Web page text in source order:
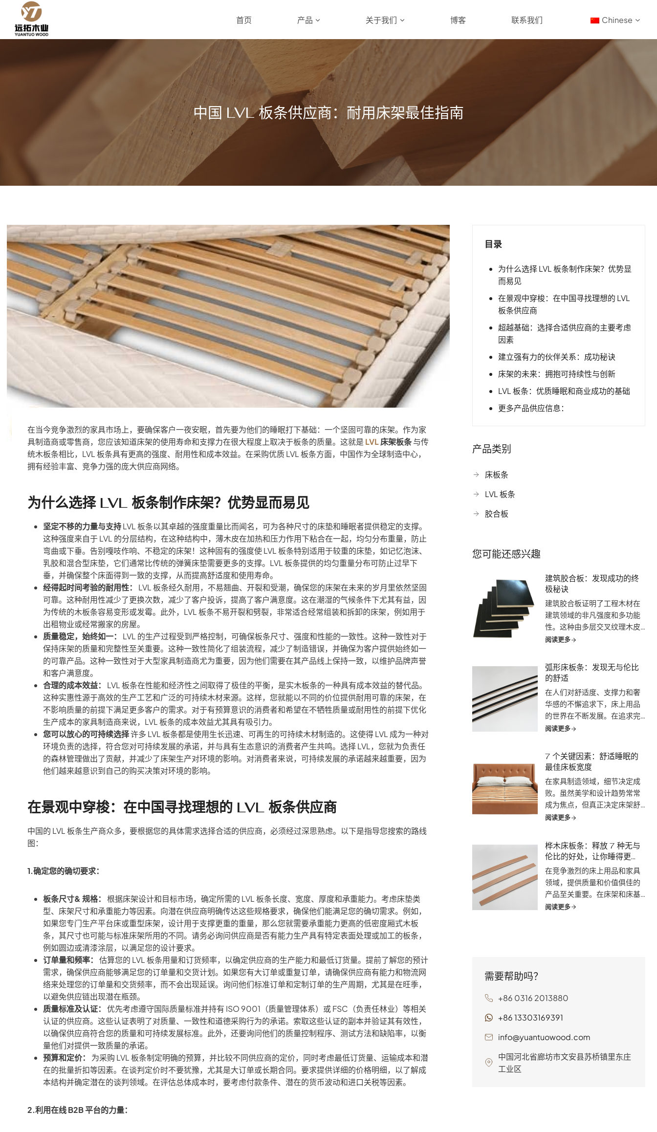
容
首页 产品 关于我们 博客 联系我们 Chinese
中国 LVL 板条供应商：耐用床架最佳指南
在当今竞争激烈的家具市场上，要确保客户一夜安眠，首先要为他们的睡眠打下基础：一个坚固可靠的床架。作为家
具制造商或零售商，您应该知道床架的使用寿命和支撑力在很大程度上取决于板条的质量。这就是 LVL床架板条与传
统木板条相比，LVL 板条具有更高的强度、耐用性和成本效益。在采购优质 LVL 板条方面，中国作为全球制造中心，
拥有经验丰富、竞争力强的庞大供应商网络。
为什么选择 LVL 板条制作床架？优势显而易见
坚定不移的力量与支持LVL 板条以其卓越的强度重量比而闻名，可为各种尺寸的床垫和睡眠者提供稳定的支撑。
这种强度来自于 LVL 的分层结构，在这种结构中，薄木皮在加热和压力作用下粘合在一起，均匀分布重量，防止
弯曲或下垂。告别嘎吱作响、不稳定的床架！这种固有的强度使 LVL 板条特别适用于较重的床垫，如记忆泡沫、
乳胶和混合型床垫，它们通常比传统的弹簧床垫需要更多的支撑。LVL 板条提供的均匀重量分布可防止过早下
垂，并确保整个床面得到一致的支撑，从而提高舒适度和使用寿命。
经得起时间考验的耐用性：
LVL 板条经久耐用，不易翘曲、开裂和受潮，确保您的床架在未来的岁月里依然坚固
可靠。这种耐用性减少了更换次数，减少了客户投诉，提高了客户满意度。这在潮湿的气候条件下尤其有益，因
为传统的木板条容易变形或发霉。此外，LVL 板条不易开裂和劈裂，非常适合经常组装和拆卸的床架，例如用于
出租物业或经常搬家的房屋。
质量稳定，始终如一：
LVL 的生产过程受到严格控制，可确保板条尺寸、强度和性能的一致性。这种一致性对于
保持床架的质量和完整性至关重要。这种一致性简化了组装流程，减少了制造错误，并确保为客户提供始终如一
的可靠产品。这种一致性对于大型家具制造商尤为重要，因为他们需要在其产品线上保持一致，以维护品牌声誉
和客户满意度。
合理的成本效益：
LVL 板条在性能和经济性之间取得了极佳的平衡，是实木板条的一种具有成本效益的替代品。
这种实惠性源于高效的生产工艺和广泛的可持续木材来源。这样，您就能以不同的价位提供耐用可靠的床架，在
不影响质量的前提下满足更多客户的需求。对于有预算意识的消费者和希望在不牺牲质量或耐用性的前提下优化
生产成本的家具制造商来说，LVL 板条的成本效益尤其具有吸引力。
您可以放心的可持续选择许多 LVL 板条都是使用生长迅速、可再生的可持续木材制造的。这使得 LVL 成为一种对
环境负责的选择，符合您对可持续发展的承诺，并与具有生态意识的消费者产生共鸣。选择 LVL，您就为负责任
的森林管理做出了贡献，并减少了床架生产对环境的影响。对消费者来说，可持续发展的承诺越来越重要，因为
他们越来越意识到自己的购买决策对环境的影响。
在景观中穿梭：在中国寻找理想的 LVL 板条供应商
中国的 LVL 板条生产商众多，要根据您的具体需求选择合适的供应商，必须经过深思熟虑。以下是指导您搜索的路线
图：
1.确定您的确切要求：
板条尺寸& 规格：
根据床架设计和目标市场，确定所需的 LVL 板条长度、宽度、厚度和承重能力。考虑床垫类
型、床架尺寸和承重能力等因素。向潜在供应商明确传达这些规格要求，确保他们能满足您的确切需求。例如，
如果您专门生产平台床或重型床架，设计用于支撑更重的重量，那么您就需要承重能力更高的低密度厢式木板
条，其尺寸也可能与标准床架所用的不同。请务必询问供应商是否有能力生产具有特定表面处理或加工的板条，
例如圆边或清漆涂层，以满足您的设计要求。
订单量和频率：
估算您的 LVL 板条用量和订货频率，以确定供应商的生产能力和最低订货量。提前了解您的预计
需求，确保供应商能够满足您的订单量和交货计划。如果您有大订单或重复订单，请确保供应商有能力和物流网
络来处理您的订单量和交货频率，而不会出现延误。询问他们标准订单和定制订单的生产周期，尤其是在旺季，
以避免供应链出现潜在瓶颈。
质量标准及认证：
优先考虑遵守国际质量标准并持有 ISO 9001（质量管理体系）或 FSC（负责任林业）等相关
认证的供应商。这些认证表明了对质量、一致性和道德采购行为的承诺。索取这些认证的副本并验证其有效性，
以确保供应商符合您的质量和可持续发展标准。此外，还要询问他们的质量控制程序、测试方法和缺陷率，以衡
量他们对提供一致质量的承诺。
预算和定价：
为采购 LVL 板条制定明确的预算，并比较不同供应商的定价，同时考虑最低订货量、运输成本和潜
在的批量折扣等因素。在谈判定价时不要犹豫，尤其是大订单或长期合同。要求提供详细的价格明细，以了解成
本结构并确定潜在的谈判领域。在评估总体成本时，要考虑付款条件、潜在的货币波动和进口关税等因素。
2.利用在线 B2B 平台的力量：
目录
为什么选择 LVL 板条制作床架？优势显
而易见
在景观中穿梭：在中国寻找理想的 LVL
板条供应商
超越基础：选择合适供应商的主要考虑
因素
建立强有力的伙伴关系：成功秘诀
床架的未来：拥抱可持续性与创新
LVL 板条：优质睡眠和商业成功的基础
更多产品供应信息：
产品类别
床板条
LVL 板条
胶合板
您可能还感兴趣
建筑胶合板：发现成功的终
极秘诀
建筑胶合板证明了工程木材在
建筑领域的非凡强度和多功能
性。这种由多层交叉纹理木皮
制成的重要材料构成了无数建
大楼到舒适的住宅，不一而
足。它的广泛使用证明了它的
适应性、经济性和纯粹的力
量....。
阅读更多
弧形床板条：发现无与伦比
的舒适
在人们对舒适度、支撑力和奢
华感的不懈追求下，床上用品
的世界在不断发展。在追求完
美睡眠体验的过程中，出现了
形床板绝不是另一种潮流，它
代表了睡眠技术的重大飞跃，
提供了一种独特的...
阅读更多
7 个关键因素：舒适睡眠的
最佳床板宽度
在家具制造领域，细节决定成
败。虽然美学和设计趋势常常
成为焦点，但真正决定床架舒
适度、耐用性和整体成功与否
件。其中一个经常被忽视的细
节就是不起眼的床板条。而...
阅读更多
桦木床板条：释放 7 种无与
伦比的好处，让你睡得更
香！
在竞争激烈的床上用品和家具
领域，提供质量和价值俱佳的
产品至关重要。在床架和床基
方面，桦木床板条因其耐用
阅读更多
需要帮助吗？
+86 0316 2013880
+86 13303169391
info@yuantuowood.com
中国河北省廊坊市文安县苏桥镇里东庄
工业区